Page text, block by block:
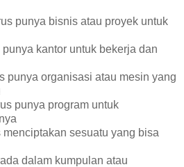
punya bisnis atau proyek untuk
kantor untuk bekerja dan
punya organisasi atau mesin yang
punya program untuk
sesuatu yang bisa
dalam kumpulan atau